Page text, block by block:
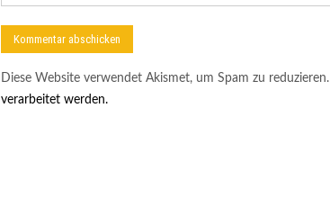
Diese Website verwendet Akismet, um Spam zu reduzieren.
verarbeitet werden.